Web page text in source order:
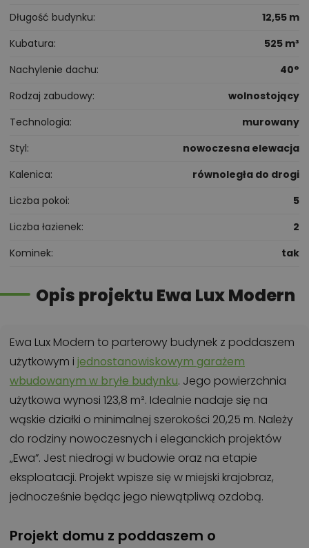
Długość budynku
12,55 m
Kubatura
525 m³
Nachylenie dachu
40°
Rodzaj zabudowy
wolnostojący
Technologia
murowany
Styl
nowoczesna elewacja
Kalenica
równoległa do drogi
Liczba pokoi
5
Liczba łazienek
2
Kominek
tak
Opis projektu Ewa Lux Modern
Ewa Lux Modern to parterowy budynek z poddaszem
użytkowym i jednostanowiskowym garażem
wbudowanym w bryłe budynku. Jego powierzchnia
użytkowa wynosi 123,8 m². Idealnie nadaje się na
wąskie działki o minimalnej szerokości 20,25 m. Należy
do rodziny nowoczesnych i eleganckich projektów
„Ewa”. Jest niedrogi w budowie oraz na etapie
eksploatacji. Projekt wpisze się w miejski krajobraz,
jednocześnie będąc jego niewątpliwą ozdobą.
Projekt domu z poddaszem o